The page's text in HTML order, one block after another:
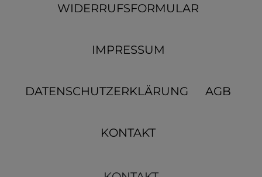
WIDERRUFSFORMULAR
IMPRESSUM
DATENSCHUTZERKLÄRUNG AGB
KONTAKT